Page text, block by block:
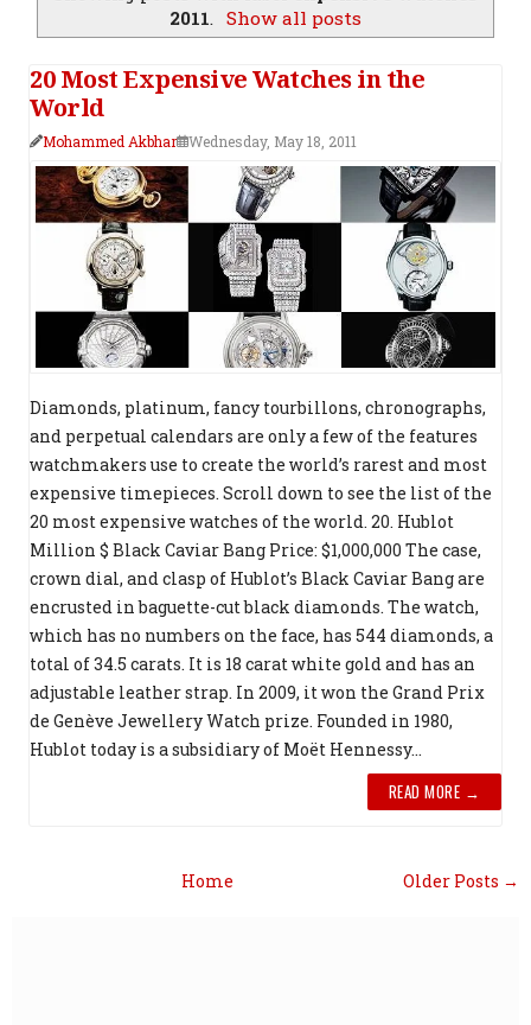
2011. Show all posts
20 Most Expensive Watches in the
World
Mohammed Akbhar Wednesday, May 18, 2011
Diamonds, platinum, fancy tourbillons, chronographs,
and perpetual calendars are only a few of the features
watchmakers use to create the world’s rarest and most
expensive timepieces. Scroll down to see the list of the
20 most expensive watches of the world. 20. Hublot
Million $ Black Caviar Bang Price: $1,000,000 The case,
crown dial, and clasp of Hublot’s Black Caviar Bang are
encrusted in baguette-cut black diamonds. The watch,
which has no numbers on the face, has 544 diamonds, a
total of 34.5 carats. It is 18 carat white gold and has an
adjustable leather strap. In 2009, it won the Grand Prix
de Genève Jewellery Watch prize. Founded in 1980,
Hublot today is a subsidiary of Moët Hennessy...
READ MORE →
Older Posts →
Home